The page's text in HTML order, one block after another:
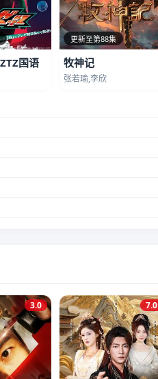
国语
更新至第88集
牧神记
张若瑜,李欣
3.0 7.0